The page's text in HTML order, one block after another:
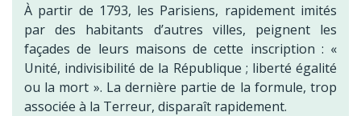
À partir de 1793, les Parisiens, rapidement imités
par des habitants d’autres villes, peignent les
façades de leurs maisons de cette inscription : «
Unité, indivisibilité de la République ; liberté égalité
ou la mort ». La dernière partie de la formule, trop
associée à la Terreur, disparaît rapidement.